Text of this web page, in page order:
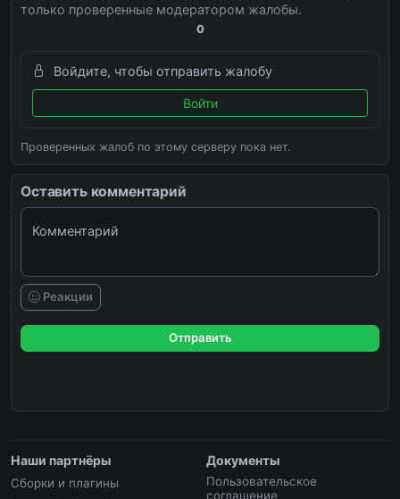
только проверенные модератором жалобы.
0
Войдите, чтобы отправить жалобу
Войти
Проверенных жалоб по этому серверу пока нет.
Оставить комментарий
Комментарий
Реакции
Отправить
Наши партнёры
Сборки и плагины
Документы
Пользовательское
соглашение